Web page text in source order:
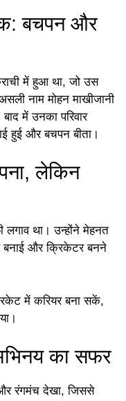
बचपन और
में हुआ था, जो उस
नाम मोहन माखीजानी
में उनका परिवार
हुई और बचपन बीता।
लेकिन
था। उन्होंने मेहनत
और क्रिकेटर बनने
में करियर बना सकें,
का सफर
रंगमंच देखा, जिससे